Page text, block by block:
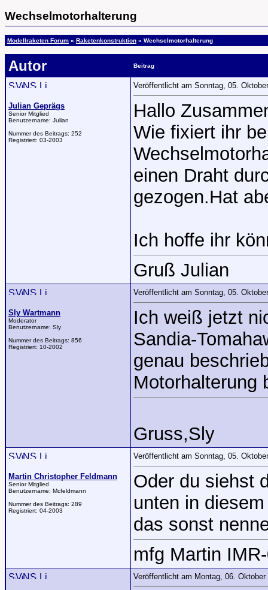
Wechselmotorhalterung
Modellraketen Forum » Raketenkonstruktion » Wechselmotorhalterung
Autor Beitrag
Julian Geprägs
Senior Mitglied
Benutzername: Julian
Nummer des Beitrags: 252
Registriert: 03-2003
Veröffentlicht am Sonntag, 05.
Hallo
Wie fixiert ihr
einen Draht
gezogen.Hat
Ich hoffe ihr
Gruß Julian
Sly Wartmann
Moderator
Benutzername: Sly
Nummer des Beitrags: 856
Registriert: 10-2002
Veröffentlicht am Sonntag, 05.
Ich weiß jetzt
Sandia-
genau
Motorhalterung
Gruss,Sly
Martin Christopher Feldmann
Senior Mitglied
Benutzername: Mcfeldmann
Nummer des Beitrags: 289
Registriert: 04-2003
Veröffentlicht am Sonntag, 05.
Oder du siehst
unten in
das sonst
mfg Martin
Veröffentlicht am Montag, 06.